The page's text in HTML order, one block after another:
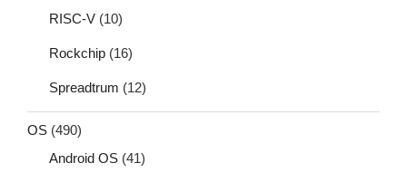
RISC-V (10)
Rockchip (16)
Spreadtrum (12)
OS (490)
Android OS (41)